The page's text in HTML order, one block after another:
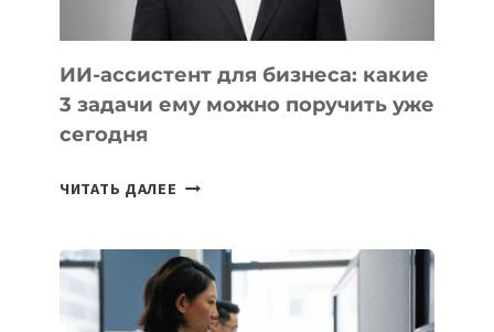
ИИ-ассистент для бизнеса: какие
3 задачи ему можно поручить уже
сегодня
ЧИТАТЬ ДАЛЕЕ ИИ-
БИЗНЕСА:
КАКИЕ
3